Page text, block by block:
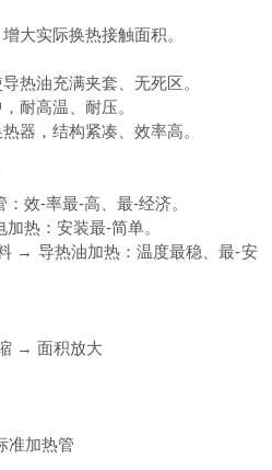
大实际换热接触面积。
热油充满夹套、无死区。
耐高温、耐压。
器，结构紧凑、效率高。
效-率最-高、最-经济。
热：安装最-简单。
→ 导热油加热：温度最稳、最-安
→ 面积放大
准加热管